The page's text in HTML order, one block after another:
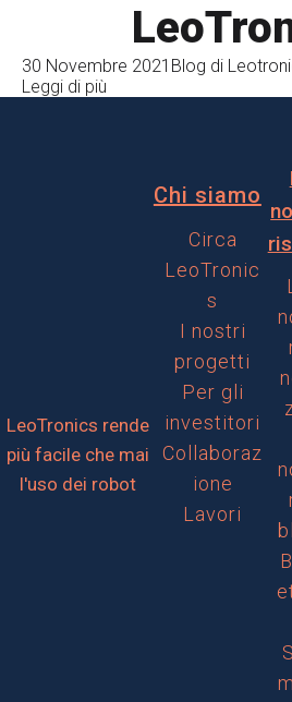
30 Novembre 2021 Blog di
Leggi di più
LeoTronics rende
più facile che mai
l'uso dei robot
Chi siamo
Circa
LeoTronic
s
I nostri
progetti
Per gli
investitori
Collaboraz
ione
Lavori